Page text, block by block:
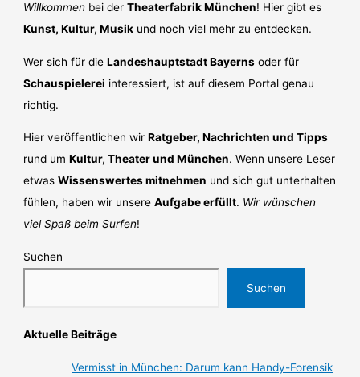
Willkommen bei derTheaterfabrik München! Hier gibt es
Kunst, Kultur, Musik und noch viel mehr zu entdecken.
Wer sich für dieLandeshauptstadt Bayerns oder für
Schauspielerei interessiert, ist auf diesem Portal genau
richtig.
Hier veröffentlichen wirRatgeber, Nachrichten und Tipps
rund umKultur, Theater und München. Wenn unsere Leser
etwasWissenswertes mitnehmen und sich gut unterhalten
fühlen, haben wir unsereAufgabe erfüllt. Wir wünschen
viel Spaß beim Surfen!
Suchen
Suchen
Aktuelle Beiträge
Vermisst in München: Darum kann Handy-Forensik